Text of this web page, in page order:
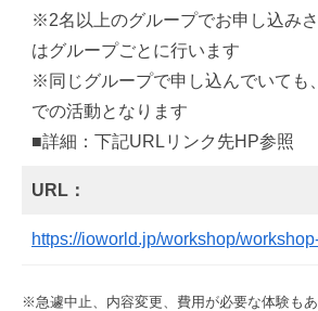
※2名以上のグループでお申し込み
はグループごとに行います
※同じグループで申し込んでいても
での活動となります
■詳細：下記URLリンク先HP参照
URL：
https://ioworld.jp/workshop/
※急遽中止、内容変更、費用が必要な体験も